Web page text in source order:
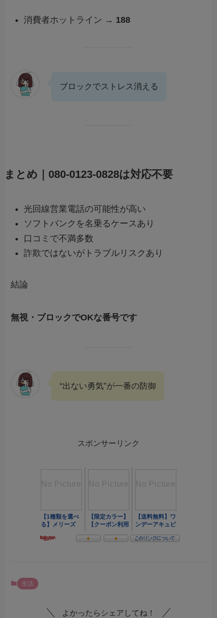
消費者ホットライン → 188
ブロックでストレス消える
まとめ｜080-0123-0828は対応不要
光回線営業電話の可能性が高い
ソフトバンクを名乗るケースあり
口コミで不満多数
詐欺ではないがトラブルリスクあり
結論
無視・ブロックでOKな番号です
“出ない勇気”が一番の防御
スポンサーリンク
生活
よかったらシェアしてね！